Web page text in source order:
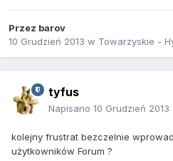
Przez barov
10 Grudzień 2013 w Towarzyskie -
tyfus
Napisano 10 Grudzień 2013
kolejny frustrat bezczelnie
użytkowników Forum ?